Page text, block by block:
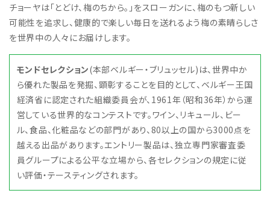
チョーヤは「とどけ、梅のちから。」をスローガンに、梅のもつ新しい
可能性を追求し、健康的で楽しい毎日を送れるよう梅の素晴らしさ
を世界中の人々にお届けします。
モンドセレクション(本部ベルギー・ブリュッセル)は、世界中か
ら優れた製品を発掘、顕彰することを目的として、ベルギー王国
経済省に認定された組織委員会が、1961年（昭和36年）から運
営している世界的なコンテストです。ワイン、リキュール、ビー
ル、食品、化粧品などの部門があり、80以上の国から3000点を
越える出品があります。エントリー製品は、独立専門家審査委
員グループによる公平な立場から、各セレクションの規定に従
い評価・テースティングされます。